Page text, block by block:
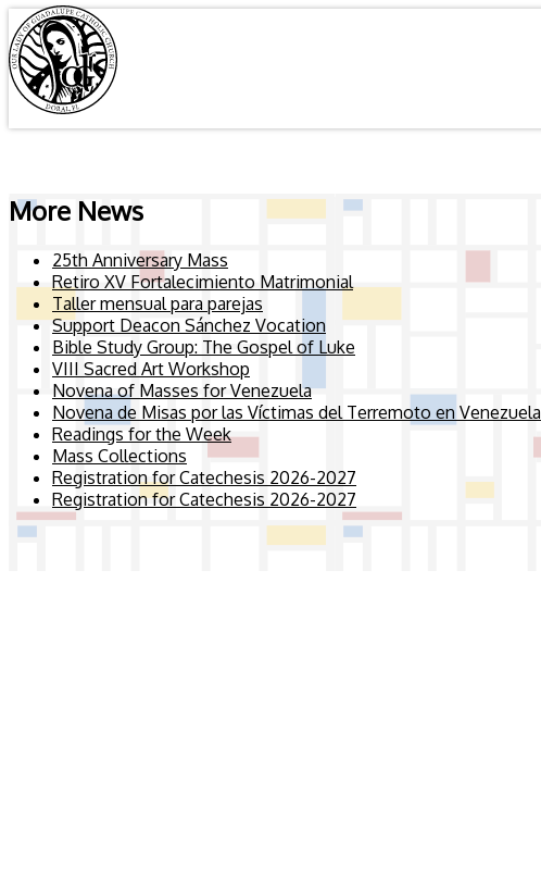
More News
25th Anniversary Mass
Retiro XV Fortalecimiento Matrimonial
Taller mensual para parejas
Support Deacon Sánchez Vocation
Bible Study Group: The Gospel of Luke
VIII Sacred Art Workshop
Novena of Masses for Venezuela
Novena de Misas por las Víctimas del Terremoto en Venezuela
Readings for the Week
Mass Collections
Registration for Catechesis 2026-2027
Registration for Catechesis 2026-2027